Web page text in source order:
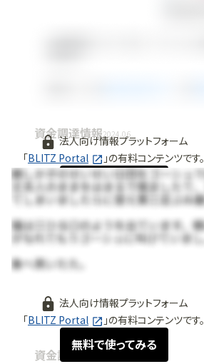
法人向け情報プラットフォーム
「BLITZ Portal 」の有料コンテンツです。
無料で使ってみる
資金調達情報2024.06
法人向け情報プラットフォーム
「BLITZ Portal 」の有料コンテンツです。
無料で使ってみる
資金調達情報